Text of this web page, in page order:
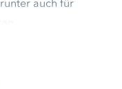
auch für
können. Dabei